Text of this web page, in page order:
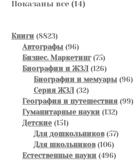
Показаны все (14)Сортировка:
Книги 88238823
товара
Автографы 9696
товаров
Бизнес. Маркетинг 7575
товаров
Биографии и ЖЗЛ 126126
товаров
Биографии и мемуары 9696
Серия ЖЗЛ 3232
товара
География и путешествия 9999
Гуманитарные науки 132132
Детские 151151
товар
Для дошкольников 5757
Для школьников 106106
товаров
Естественные науки 496496